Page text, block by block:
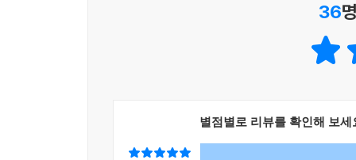
|상식에 얽매이지 않는 방법으로 책의 매력을 알리
|사양 산업과 오프라인 공간의 한계를 극복할 새
|고객의 마음을 움직이는 유니크한 기업 마케팅 비
36
별점별로 리뷰를 확인해 보세